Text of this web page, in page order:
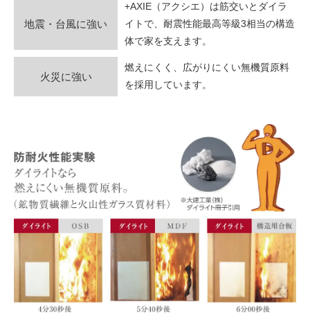
地震・台風に強い
+AXIE（アクシエ）は筋交いとダイラ
イトで、耐震性能最高等級3相当の構造
体で家を支えます。
火災に強い
燃えにくく、広がりにくい無機質原料
を採用しています。